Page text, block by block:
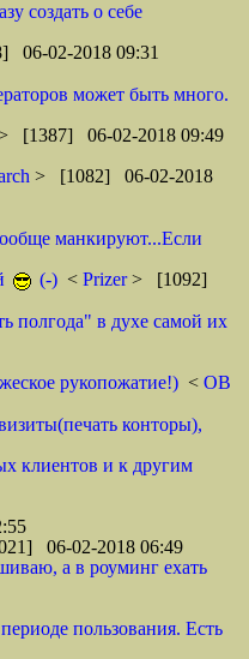
создать о себе
06-02-2018 09:31
может быть много.
[1387] 06-02-2018 09:49
> [1082] 06-02-2018
манкируют...Если
(-) < Prizer> [1092]
полгода" в духе самой их
рукопожатие!) < ОВ
конторы),
клиентов и к другим
06-02-2018 06:49
а в роуминг ехать
пользования. Есть